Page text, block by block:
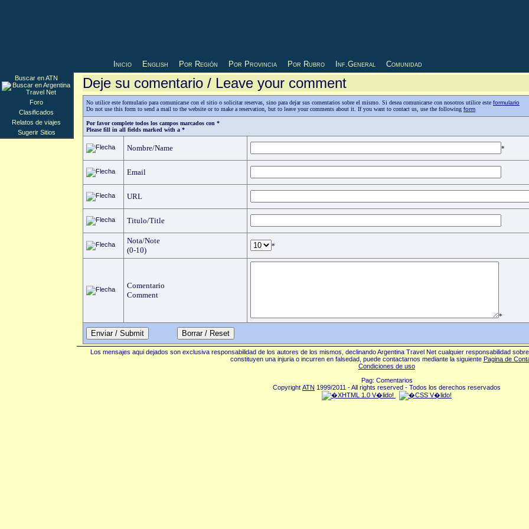
Inicio English Por Región Por Provincia Por Rubro Inf.General Comunidad
Deje su comentario / Leave your comment
No utilice este formulario para comunicarse con el sitio o solicitar reservas, sino para dejar sus comentarios sobre el mismo. Si desea comunicarse con nosotros utilice este formulario
Do not use this form to send a mail to the website or to make a reservation, but to leave your comments about it. If you want to contact us, use the following form
Por favor complete todos los campos marcados con *
Please fill in all fields marked with a *
Nombre/Name *
Email
URL
Titulo/Title
Nota/Note
(0-10)
*
Comentario
Comment
*
Enviar / Submit
Buscar en ATN
Foro
Clasificados
Relatos de viajes
Sugerir Sitios
Los mensajes aqui dejados son exclusiva responsabilidad de los autores de los mismos, declinando Argentina Travel Net cualquier responsabilidad
constituyen una injuria o incurren en falsedad, puede contactarnos mediante la siguiente Pagina de
Condiciones de uso
Pag: Comentarios
Copyright ATN 1999/2011 - All rights reserved - Todos los derechos reservados